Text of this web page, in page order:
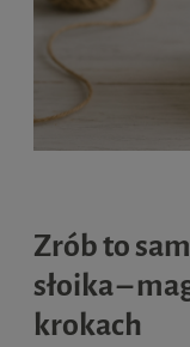
Zrób to
słoika –
krokach